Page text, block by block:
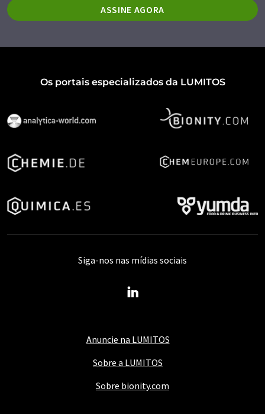
ASSINE AGORA
Os portais especializados da LUMITOS
Anuncie na LUMITOS
Sobre a LUMITOS
Sobre bionity.com
Siga-nos nas mídias sociais